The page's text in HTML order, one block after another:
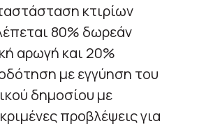
κτιρίων
80% δωρεάν
αρωγή και 20%
με εγγύηση του
δημοσίου με
προβλέψεις για